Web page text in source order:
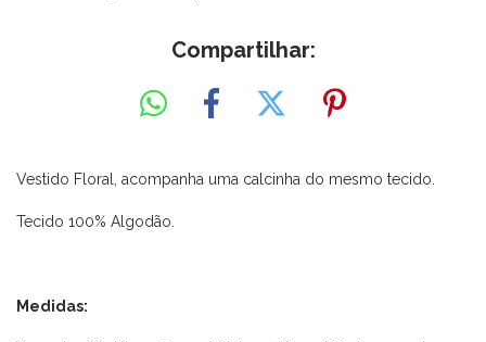
Compartilhar:
Vestido Floral, acompanha uma calcinha do mesmo tecido.
Tecido 100% Algodão.
Medidas: